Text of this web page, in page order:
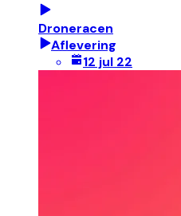
Droneracen
Aflevering
12 jul 22